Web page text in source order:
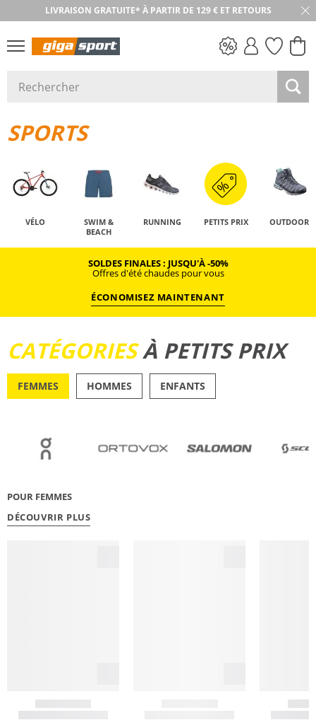
LIVRAISON GRATUITE* À PARTIR DE 129 € ET RETOURS
RETOUR SOUS 30 JOURS
SPORTS
VÉLO
SWIM &
BEACH
RUNNING PETITS PRIX OUTDOOR
SOLDES FINALES : JUSQU'À -50%
Offres d'été chaudes pour vous
ÉCONOMISEZ MAINTENANT
CATÉGORIESÀ PETITS PRIX
FEMMES HOMMES ENFANTS
POUR FEMMES
DÉCOUVRIR PLUS